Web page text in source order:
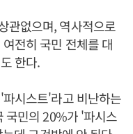
관없으며, 역사적으로
전히 국민 전체를 대
한다.
시스트'라고 비난하는
국민의 20%가 '파시스